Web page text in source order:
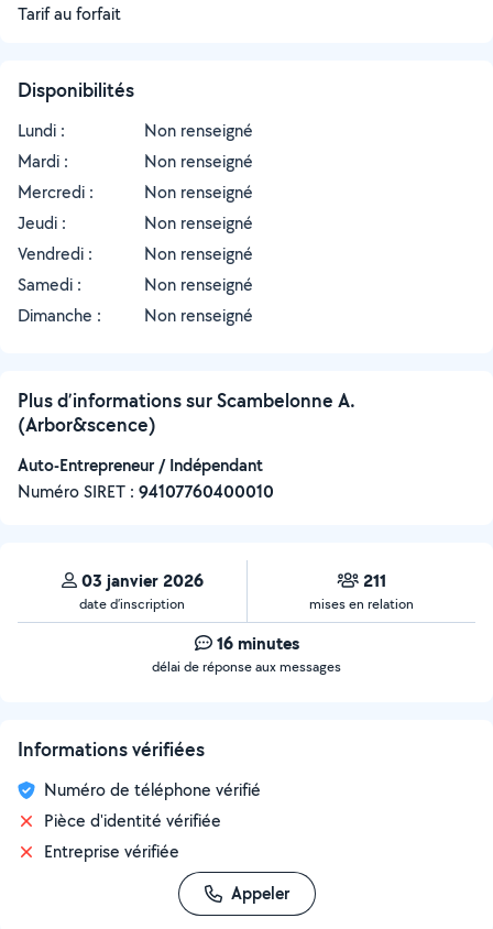
Tarif au forfait
Disponibilités
Lundi :
Non renseigné
Mardi :
Non renseigné
Mercredi :
Non renseigné
Jeudi :
Non renseigné
Vendredi :
Non renseigné
Samedi :
Non renseigné
Dimanche :
Non renseigné
Plus d’informations sur Scambelonne A.
(Arbor&scence)
Auto-Entrepreneur / Indépendant
Numéro SIRET : ‍94107760400010
03 janvier 2026
date d’inscription
211
mises en relation
16 minutes
délai de réponse aux messages
Informations vérifiées
Numéro de téléphone vérifié
Pièce d'identité vérifiée
Entreprise vérifiée
Appeler